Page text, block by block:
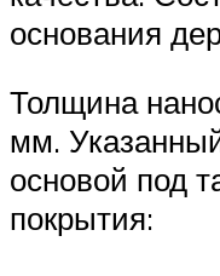
основания
Толщина
мм.
основой под
покрытия: